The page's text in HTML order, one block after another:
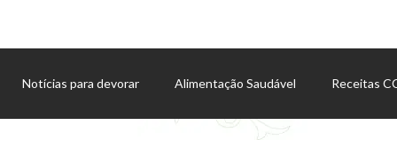
Notícias para devorar Alimentação Saudável Receitas